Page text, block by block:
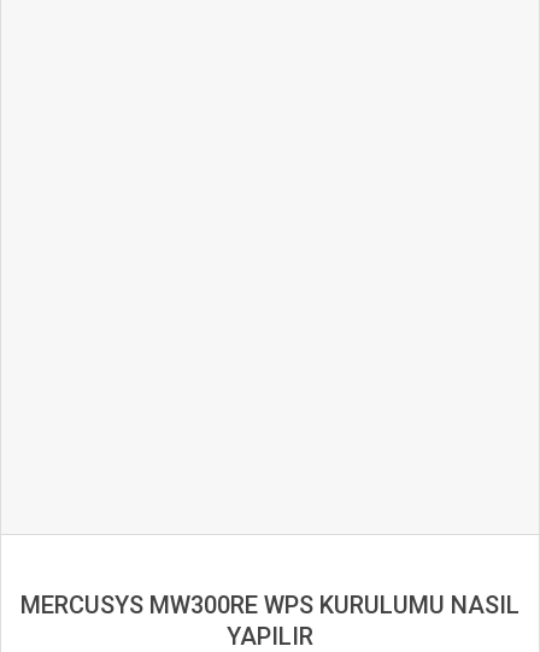
MERCUSYS MW300RE WPS KURULUMU NASIL
YAPILIR